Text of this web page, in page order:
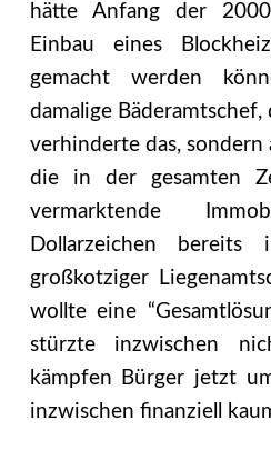
hätte Anfang der
Einbau eines
gemacht werden
damalige
verhinderte das, sondern
die in der gesamten
vermarktende
Dollarzeichen
großkotziger
wollte eine
stürzte inzwischen
kämpfen Bürger jetzt
inzwischen finanziell